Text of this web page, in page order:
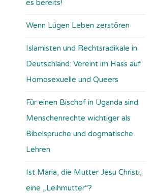
es bereits!
Wenn Lügen Leben zerstören
Islamisten und Rechtsradikale in
Deutschland: Vereint im Hass auf
Homosexuelle und Queers
Für einen Bischof in Uganda sind
Menschenrechte wichtiger als
Bibelsprüche und dogmatische
Lehren
Ist Maria, die Mutter Jesu Christi,
eine „Leihmutter“?